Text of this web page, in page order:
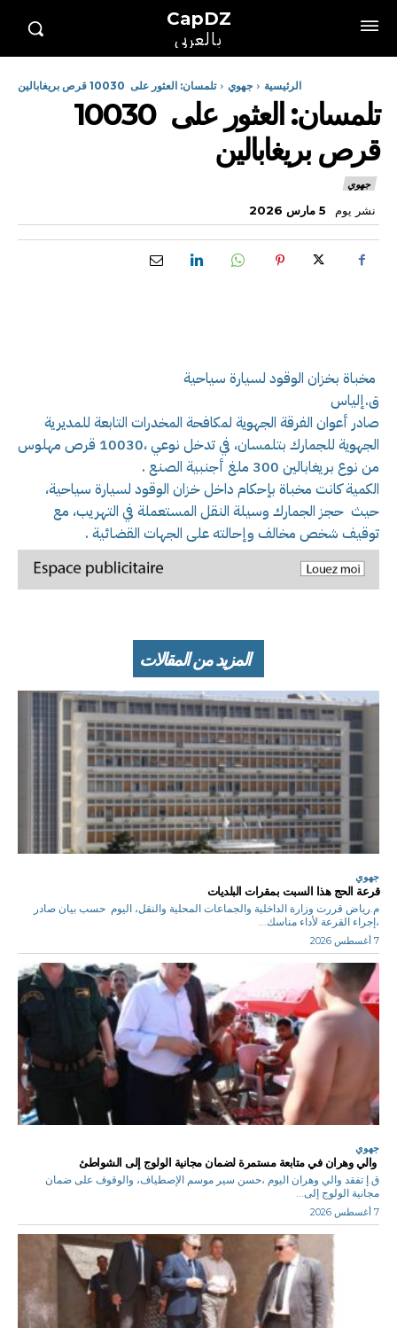
CapDZ
بالعربي
الرئيسية جهوي تلمسان: العثور على 10030 قرص بريغابالين
تلمسان: العثور على 10030
قرص بريغابالين
جهوي
نشر يوم 5 مارس 2026
مخباة بخزان الوقود لسيارة سياحية
ق.إلياس
صادر أعوان الفرقة الجهوية لمكافحة المخدرات التابعة للمديرية
الجهوية للجمارك بتلمسان، في تدخل نوعي ،10030 قرص مهلوس
من نوع بريغابالين 300 ملغ أجنبية الصنع .
الكمية كانت مخباة بإحكام داخل خزان الوقود لسيارة سياحية،
حيث حجز الجمارك وسيلة النقل المستعملة في التهريب، مع
توقيف شخص مخالف وإحالته على الجهات القضائية .
المزيد من المقالات
جهوي
قرعة الحج هذا السبت بمقرات البلديات
م.رياض قررت وزارة الداخلية والجماعات المحلية والنقل، اليوم حسب بيان صادر
،إجراء القرعة لأداء مناسك...
7 أغسطس 2026
جهوي
والي وهران في متابعة مستمرة لضمان مجانية الولوج إلى الشواطئ
ق.إ تفقد والي وهران اليوم ،حسن سير موسم الإصطياف، والوقوف على ضمان
مجانية الولوج إلى...
7 أغسطس 2026